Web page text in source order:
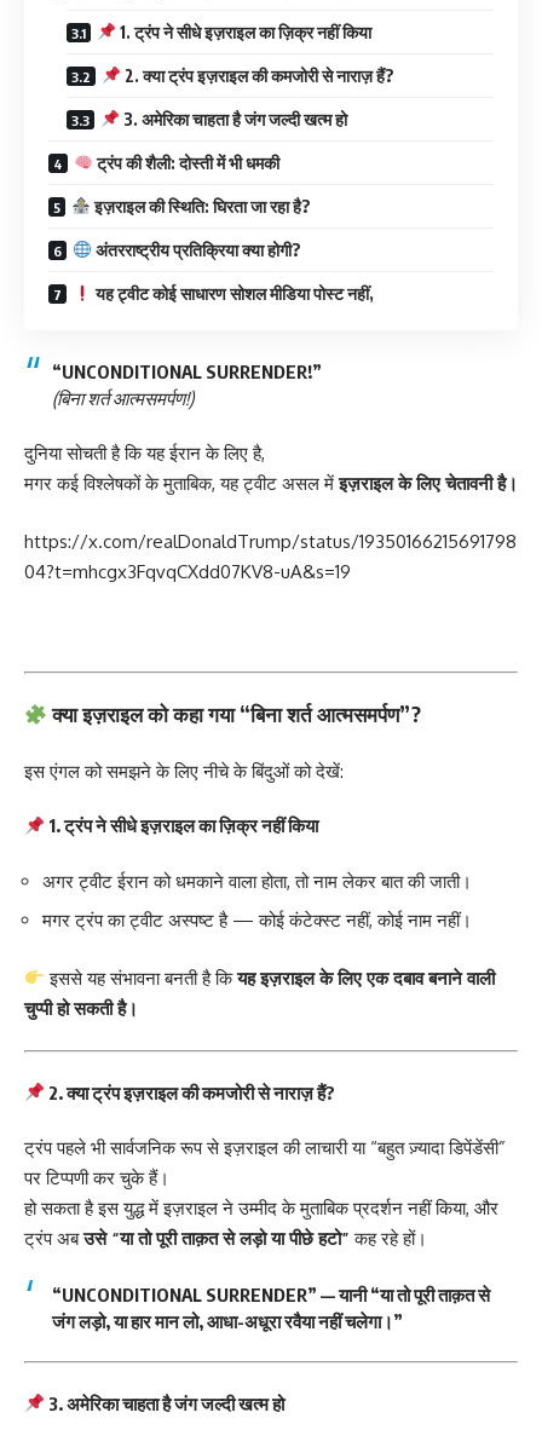
1. ट्रंप ने सीधे इज़राइल का ज़िक्र नहीं किया
2. क्या ट्रंप इज़राइल की कमजोरी से नाराज़ हैं?
3. अमेरिका चाहता है जंग जल्दी खत्म हो
ट्रंप की शैली: दोस्ती में भी धमकी
इज़राइल की स्थिति: घिरता जा रहा है?
अंतरराष्ट्रीय प्रतिक्रिया क्या होगी?
यह ट्वीट कोई साधारण सोशल मीडिया पोस्ट नहीं,
“UNCONDITIONAL SURRENDER!”
(बिना शर्त आत्मसमर्पण!)
दुनिया सोचती है कि यह ईरान के लिए है,
मगर कई विश्लेषकों के मुताबिक, यह ट्वीट असल मेंइज़राइल के लिए चेतावनी है।
https://x.com/realDonaldTrump/status/19350166215691798
04?t=mhcgx3FqvqCXdd07KV8-uA&s=19
क्या इज़राइल को कहा गया “बिना शर्त आत्मसमर्पण”?
इस एंगल को समझने के लिए नीचे के बिंदुओं को देखें:
1. ट्रंप ने सीधे इज़राइल का ज़िक्र नहीं किया
अगर ट्वीट ईरान को धमकाने वाला होता, तो नाम लेकर बात की जाती।
मगर ट्रंप का ट्वीट अस्पष्ट है — कोई कंटेक्स्ट नहीं, कोई नाम नहीं।
इससे यह संभावना बनती है कियह इज़राइल के लिए एक दबाव बनाने वाली
चुप्पी हो सकती है।
2. क्या ट्रंप इज़राइल की कमजोरी से नाराज़ हैं?
ट्रंप पहले भी सार्वजनिक रूप से इज़राइल की लाचारी या “बहुत ज़्यादा डिपेंडेंसी”
पर टिप्पणी कर चुके हैं।
हो सकता है इस युद्ध में इज़राइल ने उम्मीद के मुताबिक प्रदर्शन नहीं किया, और
ट्रंप अबउसे “या तो पूरी ताक़त से लड़ो या पीछे हटो” कह रहे हों।
“UNCONDITIONAL SURRENDER” — यानी“या तो पूरी ताक़त से
जंग लड़ो, या हार मान लो, आधा-अधूरा रवैया नहीं चलेगा।”
3. अमेरिका चाहता है जंग जल्दी खत्म हो